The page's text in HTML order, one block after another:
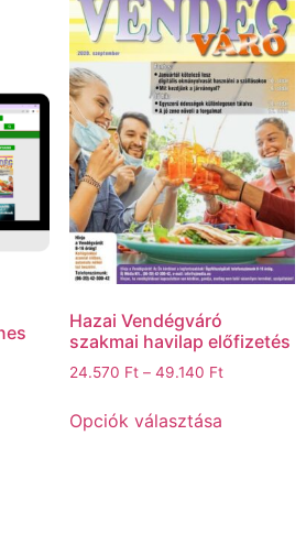
Hazai Vendégváró
szakmai havilap előfizetés
24.570 Ft – 49.140 Ft
Opciók választása